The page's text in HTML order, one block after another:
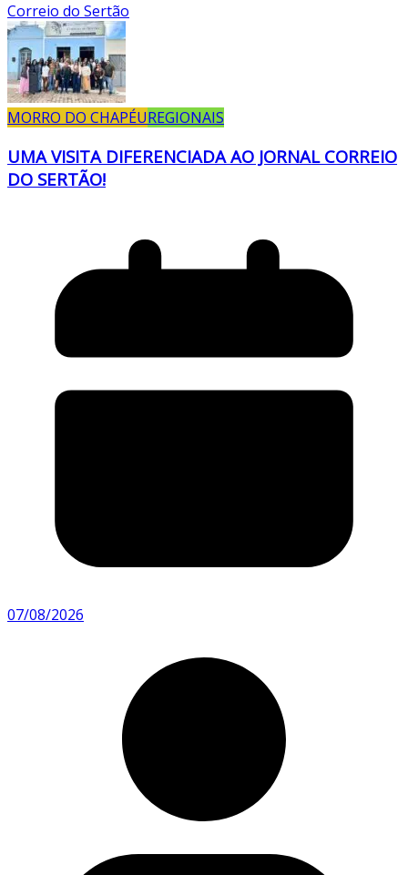
Correio do Sertão
MORRO DO CHAPÉUREGIONAIS
UMA VISITA DIFERENCIADA AO JORNAL CORREIO
DO SERTÃO!
07/08/2026